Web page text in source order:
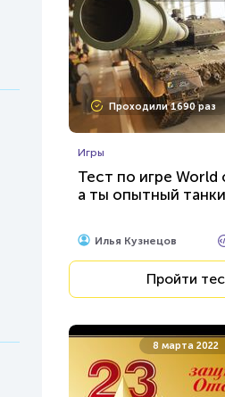
Проходили 1690 раз
Игры
Тест по игре World
а ты опытный
Илья Кузнецов
Пройти
8 марта 2022